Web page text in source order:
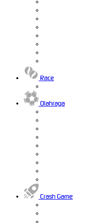
Race
Olahraga
Crash Game